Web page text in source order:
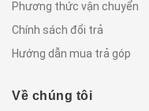
Phương thức vận chuyển
Chính sách đổi trả
Hướng dẫn mua trả góp
Về chúng tôi